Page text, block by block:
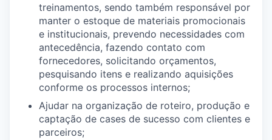
treinamentos, sendo também responsável por
manter o estoque de materiais promocionais
e institucionais, prevendo necessidades com
antecedência, fazendo contato com
fornecedores, solicitando orçamentos,
pesquisando itens e realizando aquisições
conforme os processos internos;
Ajudar na organização de roteiro, produção e
captação de cases de sucesso com clientes e
parceiros;